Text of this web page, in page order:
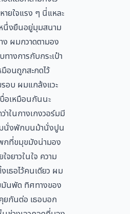
ยใจแรง ๆ นี่แหละ
นึ่งยืนอยู่มุมสนาม
ง ผมกวาดตามอง
างการกับกระเป๋า
อนถูกสะกดไว้
อบ ผมแกล้งแวะ
อเหมือนกันนะ
าในกางเกงวอร์มมี
มนั่งพักบนม้านั่งปูน
กที่ขมุขมังน่ามอง
ยาวในใจ ความ
ธอไว้คนเดียว ผม
มันพัด ทิศทางของ
ยกันต่อ เธอบอก